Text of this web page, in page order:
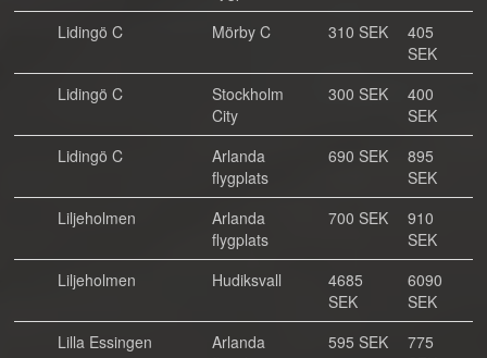
Lidingö C
Mörby C 310 SEK
405
SEK
Lidingö C
Stockholm
City
300 SEK
400
SEK
Lidingö C
Arlanda
flygplats
690 SEK
895
SEK
Liljeholmen
Arlanda
flygplats
700 SEK
910
SEK
Liljeholmen
Hudiksvall
4685
SEK
6090
SEK
Lilla Essingen
Arlanda
595 SEK
775